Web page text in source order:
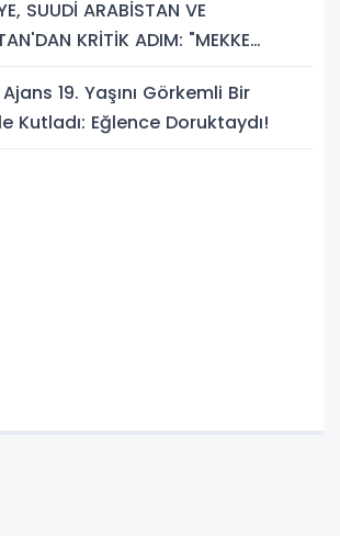
SUUDİ ARABİSTAN VE
KRİTİK ADIM: "MEKKE
19. Yaşını Görkemli Bir
Kutladı: Eğlence Doruktaydı!